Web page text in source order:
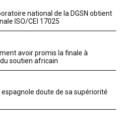
national de la DGSN obtient
ISO/CEI 17025
avoir promis la finale à
soutien africain
espagnole doute de sa supériorité